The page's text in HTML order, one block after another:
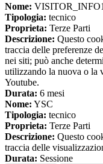
Nome:
Tipologia: tecnico
Proprieta: Terze Parti
Descrizione: Questo
traccia delle preferenze
nei siti; può anche
utilizzando la nuova o la
Youtube.
Durata: 6 mesi
Nome: YSC
Tipologia: tecnico
Proprieta: Terze Parti
Descrizione: Questo
traccia delle
Durata: Sessione